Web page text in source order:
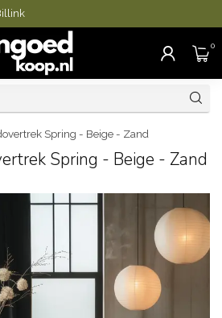
0
Spring - Beige - Zand
Spring - Beige - Zand